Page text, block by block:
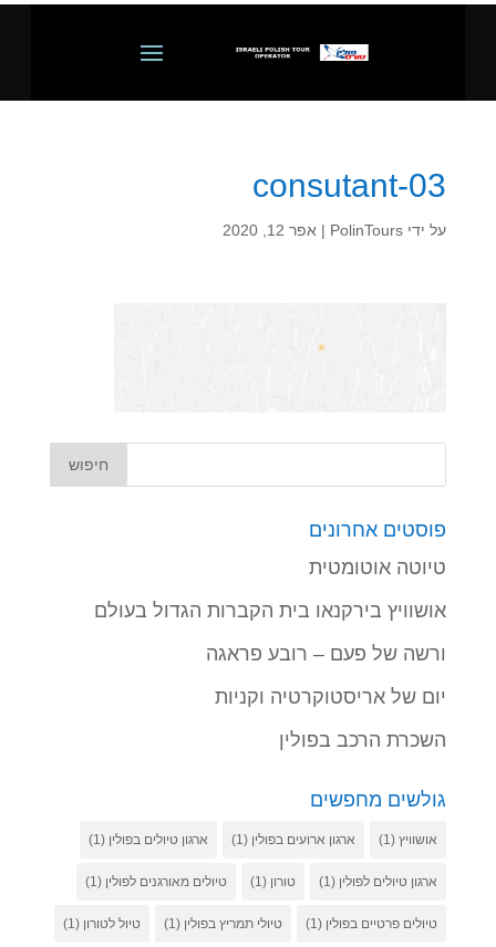
consutant-03
על ידי PolinTours
| אפר 12, 2020
פוסטים אחרונים
טיוטה אוטומטית
אושוויץ בירקנאו בית הקברות הגדול בעולם
ורשה של פעם – רובע פראגה
יום של אריסטוקרטיה וקניות
השכרת הרכב בפולין
גולשים מחפשים
אושוויץ(1) ארגון ארועים בפולין (1) ארגון טיולים בפולין (1)
ארגון טיולים לפולין (1) טורון (1) טיולים מאורגנים לפולין (1)
טיולים פרטיים בפולין (1) טיולי תמריץ בפולין (1) טיול לטורון (1)